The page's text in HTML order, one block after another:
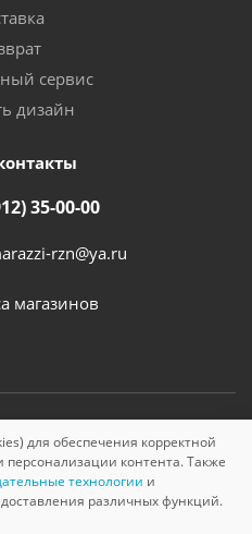
сервис
дизайн
35-00-00
rzn@ya.ru
магазинов
1145749000210, 2026
для обеспечения корректной
персонализации контента. Также
технологии и
различных функций.